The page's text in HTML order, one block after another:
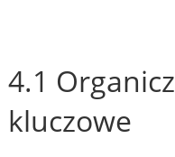
4.1
kluczowe